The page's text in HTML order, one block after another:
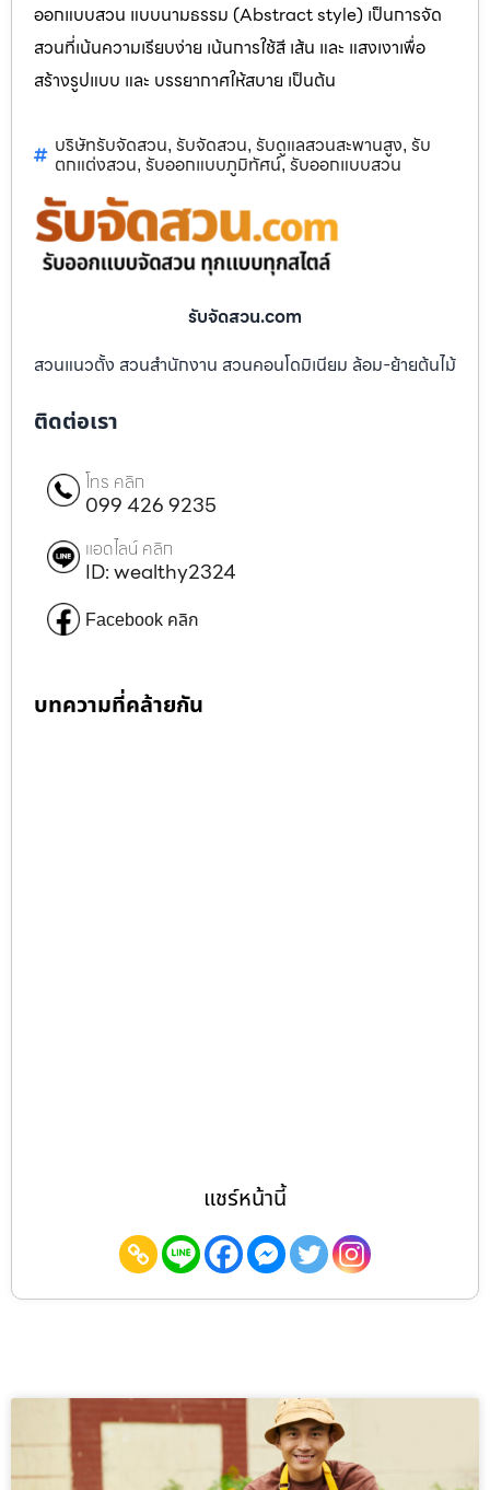
ออกแบบสวน แบบนามธรรม (Abstract style) เป็นการจัด
สวนที่เน้นความเรียบง่าย เน้นการใช้สี เส้น และ แสงเงาเพื่อ
สร้างรูปแบบ และ บรรยากาศให้สบาย เป็นต้น
บริษัทรับจัดสวน, รับจัดสวน, รับดูแลสวนสะพานสูง, รับ
ตกแต่งสวน, รับออกแบบภูมิทัศน์,รับออกแบบสวน
รับจัดสวน.com
สวนแนวตั้ง สวนสำนักงาน สวนคอนโดมิเนียม ล้อม-ย้ายต้นไม้
ติดต่อเรา
โทร คลิก
099 426 9235
แอดไลน์ คลิก
ID: wealthy2324
Facebook คลิก
บทความที่คล้ายกัน
แชร์หน้านี้